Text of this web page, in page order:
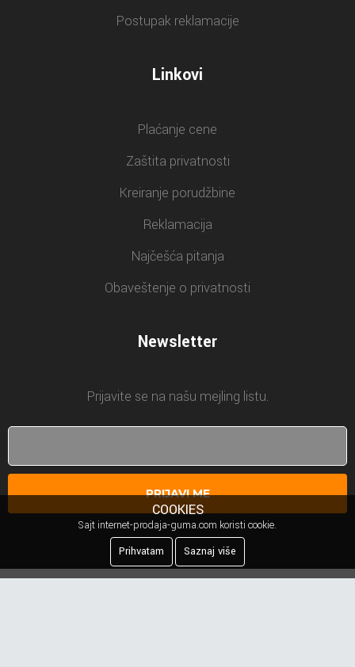
Postupak reklamacije
Linkovi
Plaćanje cene
Zaštita privatnosti
Kreiranje porudžbine
Reklamacija
Najčešća pitanja
Obaveštenje o privatnosti
Newsletter
Prijavite se na našu mejling listu.
PRIJAVI ME
COOKIES
Sajt internet-prodaja-guma.com koristi cookie.
Prihvatam
Saznaj više